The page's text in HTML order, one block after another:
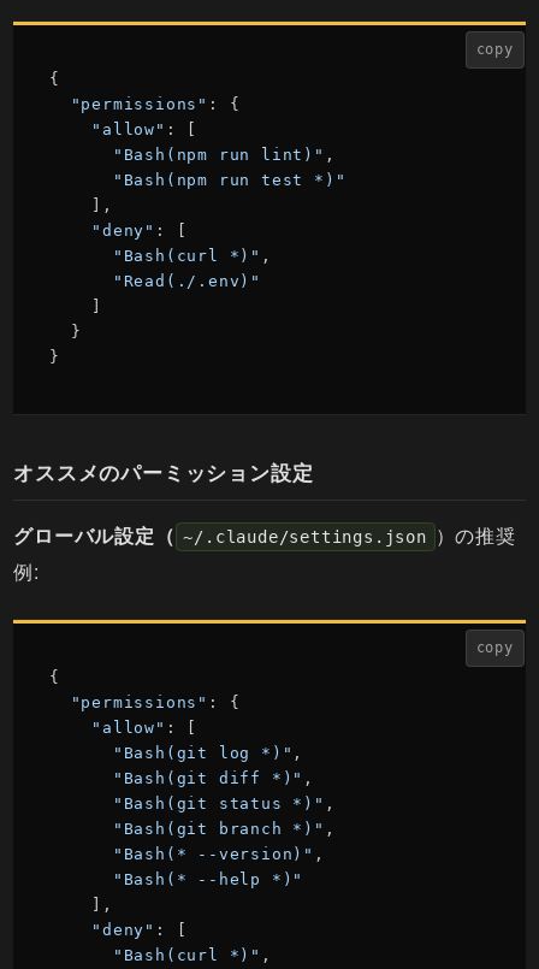
copy
{
"permissions" : {
"allow" : [
"Bash(npm run lint)" ,
"Bash(npm run test *)"
    ],
"deny" : [
"Bash(curl *)" ,
"Read(./.env)"
  }
}
オススメのパーミッション設定
グローバル設定（ ~/.claude/settings.json
）の推奨
例:
copy
{
"permissions" : {
"allow" : [
"Bash(git log *)" ,
"Bash(git diff *)" ,
"Bash(git status *)" ,
"Bash(git branch *)" ,
"Bash(* --version)" ,
"Bash(* --help *)"
    ],
"deny" : [
"Bash(curl *)" ,